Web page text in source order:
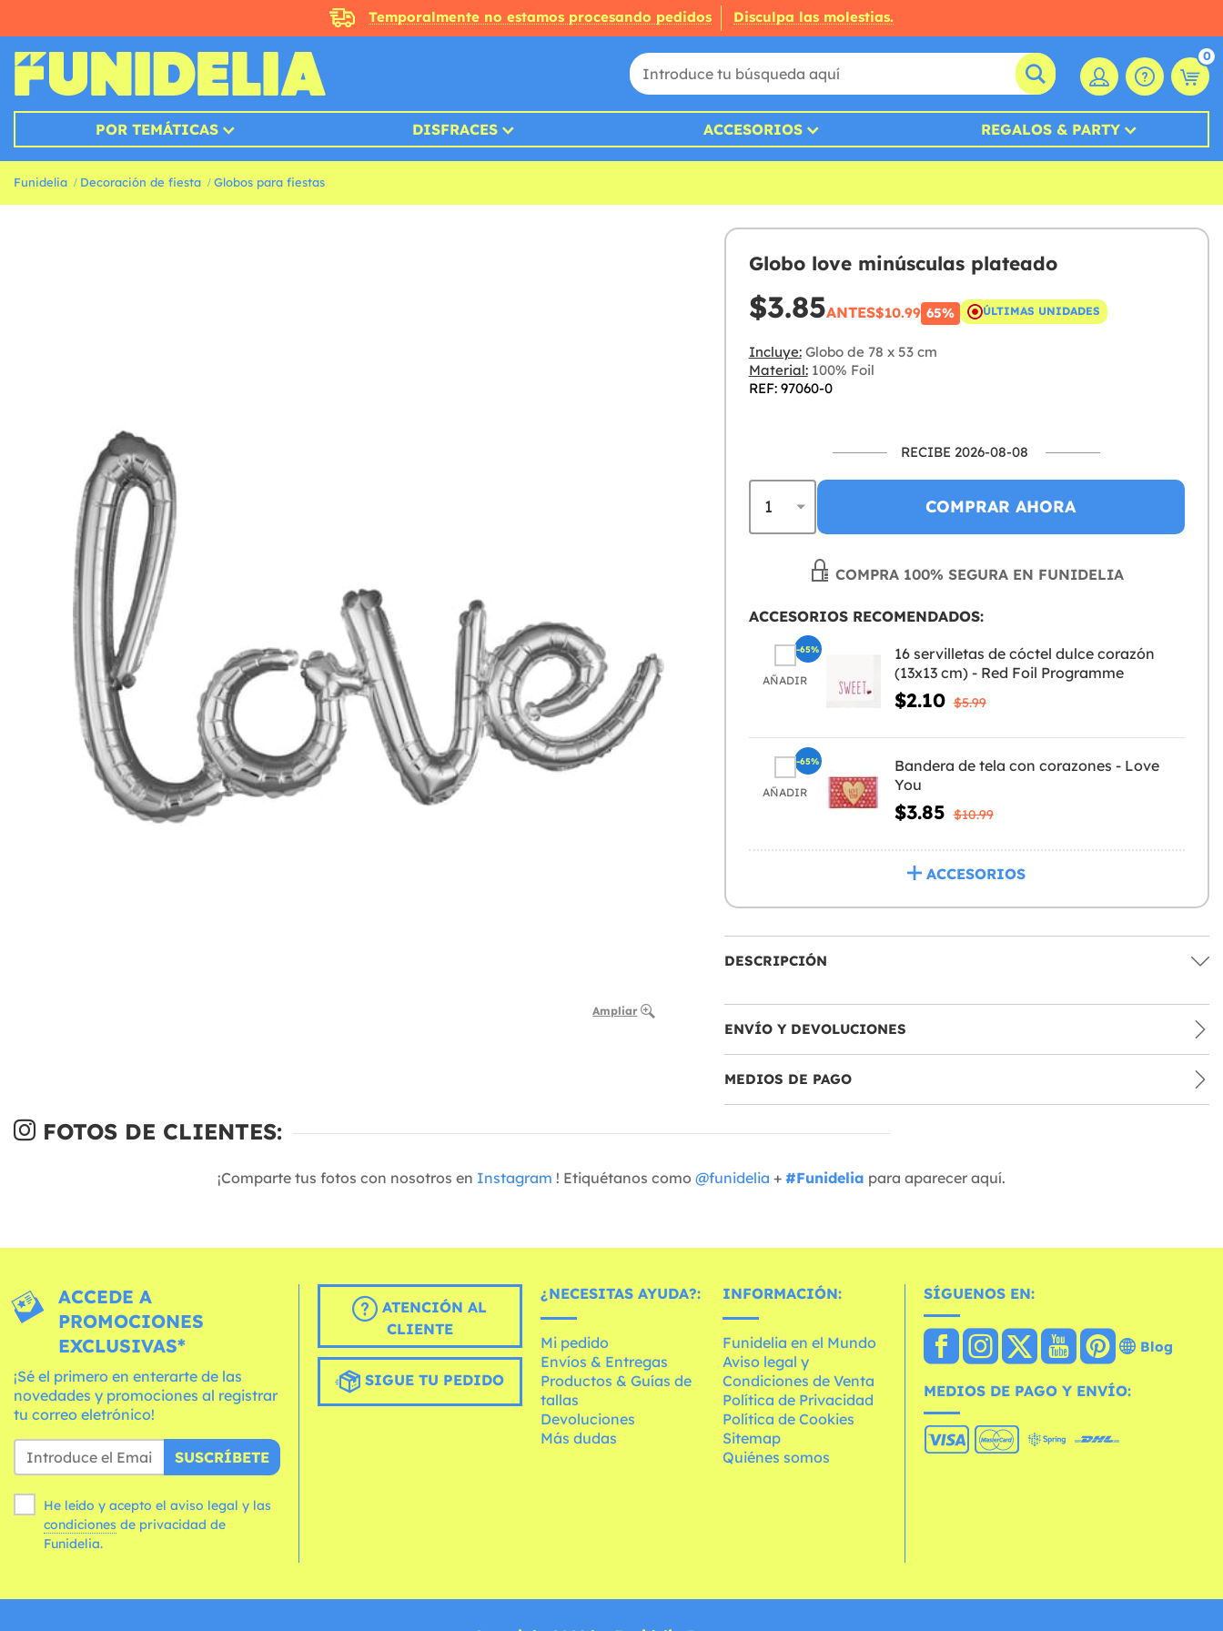
Temporalmente no estamos procesando pedidos Disculpa las molestias.
0
POR TEMÁTICAS DISFRACES ACCESORIOS REGALOS & PARTY
Funidelia Decoración de fiesta Globos para fiestas
Ampliar
Globo love minúsculas plateado
$3.85ANTES$10.99 65% ÚLTIMAS UNIDADES
Incluye:Globo de 78 x 53 cm
Material:100% Foil
REF: 97060-0
RECIBE 2026-08-08
COMPRAR AHORA
COMPRA 100% SEGURA EN FUNIDELIA
ACCESORIOS RECOMENDADOS:
AÑADIR
16 servilletas de cóctel dulce corazón
(13x13 cm) - Red Foil Programme
$2.10 $5.99
-65%
AÑADIR
Bandera de tela con corazones - Love
You
$3.85 $10.99
-65%
ACCESORIOS
DESCRIPCIÓN
ENVÍO Y DEVOLUCIONES
MEDIOS DE PAGO
FOTOS DE CLIENTES:
¡Comparte tus fotos con nosotros en Instagram ! Etiquétanos como @funidelia + #Funidelia para aparecer aquí.
ACCEDE A
PROMOCIONES
EXCLUSIVAS*
¡Sé el primero en enterarte de las
novedades y promociones al registrar
tu correo eletrónico!
SUSCRÍBETE
He leído y acepto el aviso legal y las
condiciones
Funidelia.
ATENCIÓN AL
CLIENTE
SIGUE TU PEDIDO
¿NECESITAS AYUDA?:
Mi pedido
Envíos & Entregas
Productos & Guías de
tallas
Devoluciones
Más dudas
INFORMACIÓN:
Funidelia en el Mundo
Aviso legal y
Condiciones de Venta
Política de Privacidad
Política de Cookies
Sitemap
Quiénes somos
SÍGUENOS EN:
Blog
MEDIOS DE PAGO Y ENVÍO: